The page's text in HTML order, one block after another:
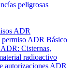
peligrosas
ADR
permiso ADR Básico
Cisternas,
radioactivo
autorizaciones ADR